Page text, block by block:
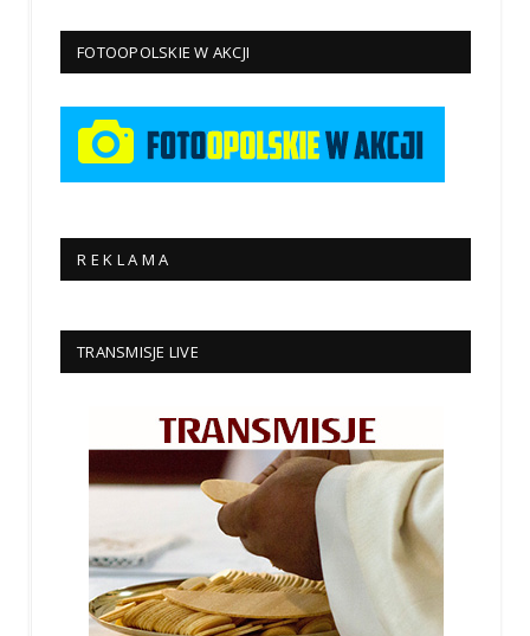
FOTOOPOLSKIE W AKCJI
R E K L A M A
TRANSMISJE LIVE